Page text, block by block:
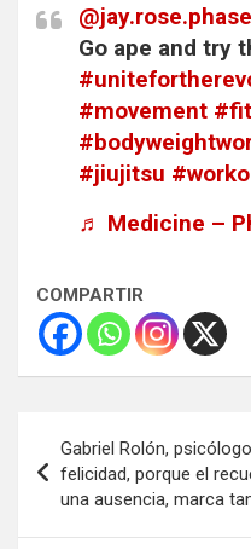
Go ape and try
#movement
#jiujitsu
♬ Medicine –
COMPARTIR
de
entradas
Gabriel Rolón,
felicidad, porque el
una ausencia, marca